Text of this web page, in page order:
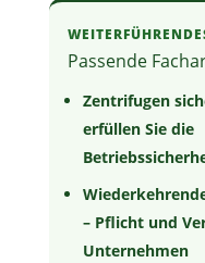
Passende
Zentrifugen
erfüllen Sie die
– Pflicht und
Unternehmen